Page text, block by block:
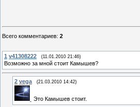
Всего комментариев: 2
1 v41308222 (11.01.2010 21:46)
Возможно за мной стоит Камышев?
2 vega (21.03.2010 14:42)
Это Камышев стоит.